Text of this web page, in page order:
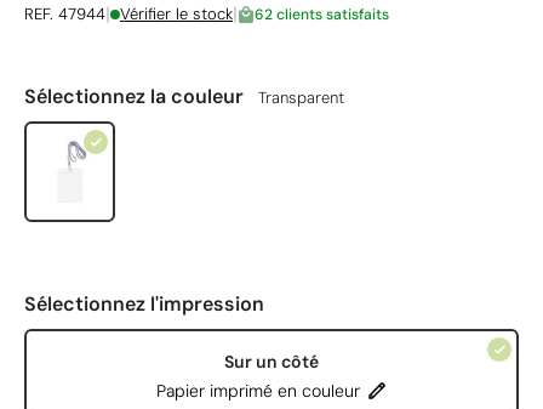
REF. 47944| Vérifier le stock| 62 clients satisfaits
Sélectionnez la couleur Transparent
Sélectionnez l'impression
Sur un côté
Papier imprimé en couleur